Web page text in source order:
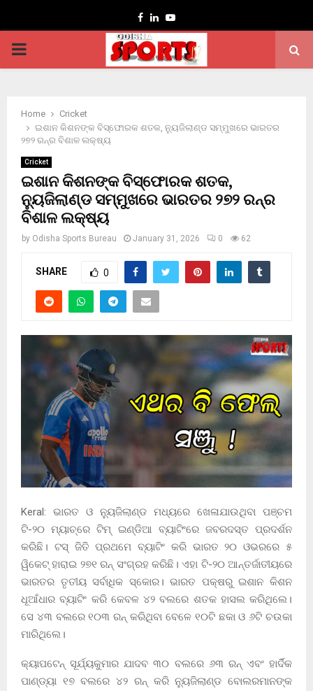
Facebook
LinkedinYoutube
PRIMARY
Home
Cricket
ଇଶାନ କିଶନଙ୍କ ବିସ୍ଫୋରକ ଶତକ, ନ୍ୟୁଜିଲାଣ୍ଡ ସମ୍ମୁଖରେ ଭାରତର
୨୭୨ ରନ୍‌ର ବିଶାଳ ଲକ୍ଷ୍ୟ
Cricket
ଇଶାନ କିଶନଙ୍କ ବିସ୍ଫୋରକ ଶତକ,
ନ୍ୟୁଜିଲାଣ୍ଡ ସମ୍ମୁଖରେ ଭାରତର ୨୭୨ ରନ୍‌ର
ବିଶାଳ ଲକ୍ଷ୍ୟ
by Odisha Sports Bureau January 31, 2026 0 62
SHARE 0
Keral: ଭାରତ ଓ ନ୍ୟୁଜିଲାଣ୍ଡ ମଧ୍ୟରେ ଖେଳାଯାଉଥିବା ପଞ୍ଚମ
ଟି-୨୦ ମ୍ୟାଚ୍‌ରେ ଟିମ୍‌ ଇଣ୍ଡିଆ ବ୍ୟାଟିଂରେ ଜବରଦସ୍ତ ପ୍ରଦର୍ଶନ
କରିଛି। ଟସ୍‌ ଜିତି ପ୍ରଥମେ ବ୍ୟାଟିଂ କରି ଭାରତ ୨୦ ଓଭରରେ ୫
ୱିକେଟ୍‌ ହାରାଇ ୨୭୧ ରନ୍‌ ସଂଗ୍ରହ କରିଛି। ଏହା ଟି-୨୦ ଆନ୍ତର୍ଜାତୀୟରେ
ଭାରତର ତୃତୀୟ ସର୍ବାଧିକ ସ୍କୋର। ଭାରତ ପକ୍ଷରୁ ଇଶାନ କିଶନ
ଧୂଆଁଧାର ବ୍ୟାଟିଂ କରି କେବଳ ୪୨ ବଲରେ ଶତକ ହାସଲ କରିଥିଲେ।
ସେ ୪୩ ବଲରେ ୧୦୩ ରନ୍ କରିଥିବା ବେଳେ ୧୦ଟି ଛକା ଓ ୬ଟି ଚଉକା
ମାରିଥିଲେ।
କ୍ୟାପଟେନ୍ ସୂର୍ଯ୍ୟକୁମାର ଯାଦବ ୩୦ ବଲରେ ୬୩ ରନ୍ ଏବଂ ହାର୍ଦିକ
ପାଣ୍ଡ୍ୟା ୧୭ ବଲରେ ୪୨ ରନ୍ କରି ନ୍ୟୁଜିଲାଣ୍ଡ ବୋଲରମାନଙ୍କ